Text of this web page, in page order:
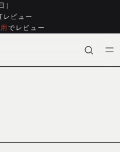
）
ビュー
でレビュー